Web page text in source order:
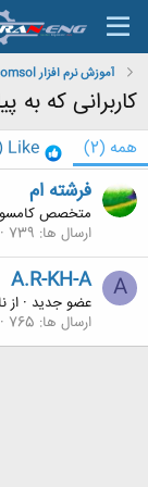
آموزش نرم افزار comsol
کاربرانی که به پیام 134# واکنش نشان
همه (2)
Like
فرشته ام
متخصص
ارسال ها 739
A
A.R-KH-A
عضو جدید · از
ارسال ها 765